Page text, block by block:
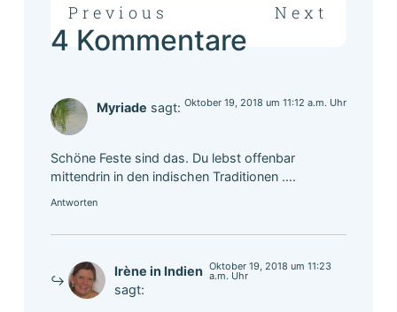
Previous Next
4 Kommentare
Myriade sagt: Oktober 19, 2018 um 11:12 a.m. Uhr
Schöne Feste sind das. Du lebst offenbar
mittendrin in den indischen Traditionen ….
Antworten
Irène in Indien
sagt:
Oktober 19, 2018 um 11:23
a.m. Uhr